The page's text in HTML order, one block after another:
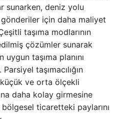
sunarken, deniz yolu
gönderiler için daha maliyet
taşıma modlarının
çözümler sunarak
taşıma planını
taşımacılığın
ve orta ölçekli
daha kolay girmesine
ticaretteki paylarını